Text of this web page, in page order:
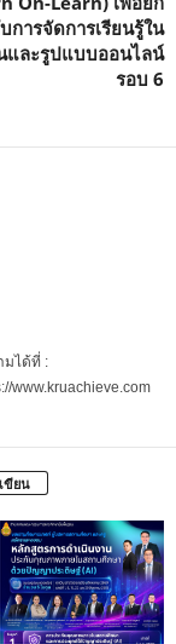
การจัดการเรียนรู้ใน
และรูปแบบออนไลน์
รอบ 6
มได้ที่ :
www.kruachieve.com
ขียน